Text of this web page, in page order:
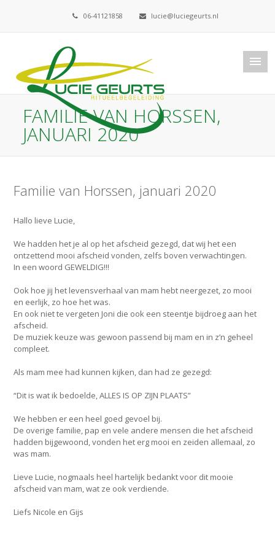
06-41121858 lucie@luciegeurts.nl
FAMILIE VAN HORSSEN,
JANUARI 2020
Familie van Horssen, januari 2020
Hallo lieve Lucie,
We hadden het je al op het afscheid gezegd, dat wij het een
ontzettend mooi afscheid vonden, zelfs boven verwachtingen.
In een woord GEWELDIG!!!
Ook hoe jij het levensverhaal van mam hebt neergezet, zo mooi
en eerlijk, zo hoe het was.
En ook niet te vergeten Joni die ook een steentje bijdroeg aan het
afscheid.
De muziek keuze was gewoon passend bij mam en in z’n geheel
compleet.
Als mam mee had kunnen kijken, dan had ze gezegd:
“Dit is wat ik bedoelde, ALLES IS OP ZIJN PLAATS”
We hebben er een heel goed gevoel bij.
De overige familie, pap en vele andere mensen die het afscheid
hadden bijgewoond, vonden het erg mooi en zeiden allemaal, zo
was mam.
Lieve Lucie, nogmaals heel hartelijk bedankt voor dit mooie
afscheid van mam, wat ze ook verdiende.
Liefs Nicole en Gijs